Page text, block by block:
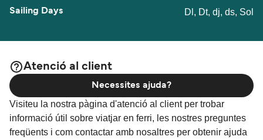
Dl, Dt, dj, ds, Sol
Atenció al client
Visiteu la nostra pàgina d'atenció al client per trobar
informació útil sobre viatjar en ferri, les nostres preguntes
freqüents i com contactar amb nosaltres per obtenir ajuda
Necessites ajuda?